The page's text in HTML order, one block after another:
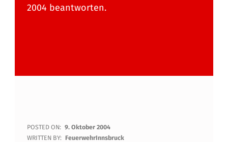
2004 beantworten.
K
POSTED ON: 9. Oktober 2004
WRITTEN BY: FeuerwehrInnsbruck